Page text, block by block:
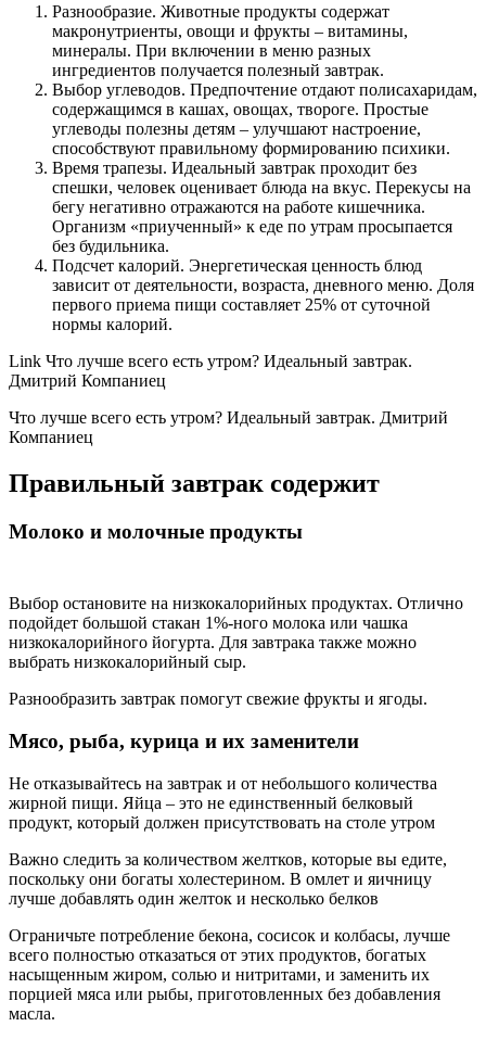
Разнообразие. Животные продукты содержат
макронутриенты, овощи и фрукты – витамины,
минералы. При включении в меню разных
ингредиентов получается полезный завтрак.
Выбор углеводов. Предпочтение отдают полисахаридам,
содержащимся в кашах, овощах, твороге. Простые
углеводы полезны детям – улучшают настроение,
способствуют правильному формированию психики.
Время трапезы. Идеальный завтрак проходит без
спешки, человек оценивает блюда на вкус. Перекусы на
бегу негативно отражаются на работе кишечника.
Организм «приученный» к еде по утрам просыпается
без будильника.
Подсчет калорий. Энергетическая ценность блюд
зависит от деятельности, возраста, дневного меню. Доля
первого приема пищи составляет 25% от суточной
нормы калорий.
Link Что лучше всего есть утром? Идеальный завтрак.
Дмитрий Компаниец
Что лучше всего есть утром? Идеальный завтрак. Дмитрий
Компаниец
Правильный завтрак содержит
Молоко и молочные продукты
Выбор остановите на низкокалорийных продуктах. Отлично
подойдет большой стакан 1%-ного молока или чашка
низкокалорийного йогурта. Для завтрака также можно
выбрать низкокалорийный сыр.
Разнообразить завтрак помогут свежие фрукты и ягоды.
Мясо, рыба, курица и их заменители
Не отказывайтесь на завтрак и от небольшого количества
жирной пищи. Яйца – это не единственный белковый
продукт, который должен присутствовать на столе утром
Важно следить за количеством желтков, которые вы едите,
поскольку они богаты холестерином. В омлет и яичницу
лучше добавлять один желток и несколько белков
Ограничьте потребление бекона, сосисок и колбасы, лучше
всего полностью отказаться от этих продуктов, богатых
насыщенным жиром, солью и нитритами, и заменить их
порцией мяса или рыбы, приготовленных без добавления
масла.